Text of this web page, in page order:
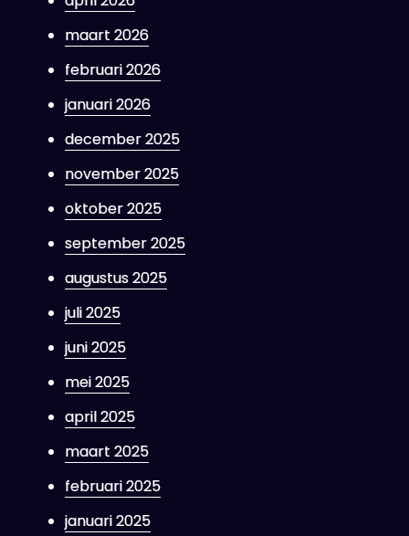
maart 2026
februari 2026
januari 2026
december 2025
november 2025
oktober 2025
september 2025
augustus 2025
juli 2025
juni 2025
mei 2025
april 2025
maart 2025
februari 2025
januari 2025